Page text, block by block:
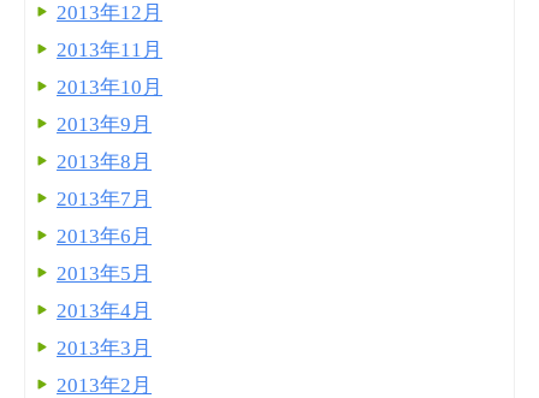
2013年12月
2013年11月
2013年10月
2013年9月
2013年8月
2013年7月
2013年6月
2013年5月
2013年4月
2013年3月
2013年2月